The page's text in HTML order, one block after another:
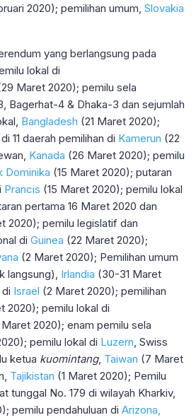
2020); pemilihan umum, Slovakia
yang berlangsung pada
lokal di
Maret 2020); pemilu sela
Bagerhat-4 & Dhaka-3 dan sejumlah
Bangladesh (21 Maret 2020);
11 daerah pemilihan di Kamerun (22
Kanada (26 Maret 2020); pemilu
Dominika (15 Maret 2020); putaran
Prancis (15 Maret 2020); pemilu lokal
pertama 16 Maret 2020 dan
2020); pemilu legislatif dan
di Guinea (22 Maret 2020);
(2 Maret 2020); Pemilihan umum
langsung), Irlandia (30-31 Maret
Israel (2 Maret 2020); pemilihan
2020); pemilu lokal di
Maret 2020); enam pemilu sela
pemilu lokal di Luzern , Swiss
ketua kuomintang, Taiwan (7 Maret
Tajikistan (1 Maret 2020); Pemilu
tunggal No. 179 di wilayah Kharkiv,
pemilu pendahuluan di Arizona,